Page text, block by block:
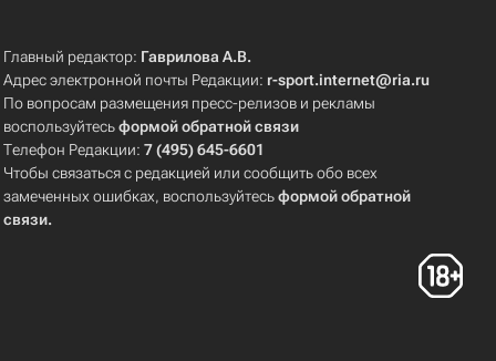
Главный редактор: Гаврилова А.В.
Адрес электронной почты Редакции: r-sport.internet@ria.ru
По вопросам размещения пресс-релизов и рекламы
воспользуйтесьформой обратной связи
Телефон Редакции:7 (495) 645-6601
Чтобы связаться с редакцией или сообщить обо всех
замеченных ошибках, воспользуйтесьформой обратной
связи.